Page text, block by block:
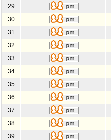
29
30
31
32
33
34
35
36
37
38
39